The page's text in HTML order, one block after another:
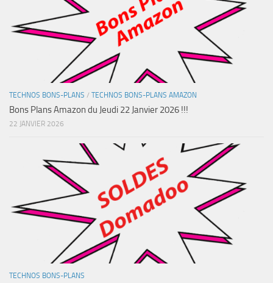
TECHNOS BONS-PLANS / TECHNOS BONS-PLANS AMAZON
Bons Plans Amazon du Jeudi 22 Janvier 2026 !!!
22 JANVIER 2026
TECHNOS BONS-PLANS